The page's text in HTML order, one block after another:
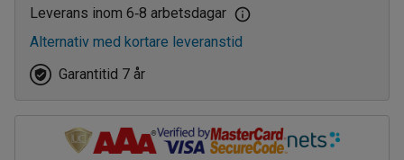
Leverans inom 6‑8 arbetsdagar
Alternativ med kortare leveranstid
Garantitid 7 år